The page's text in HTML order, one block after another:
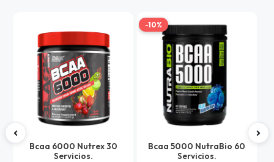
Bcaa 6000 Nutrex 30
Servicios.
-10%
Bcaa 5000 NutraBio 60
Servicios.